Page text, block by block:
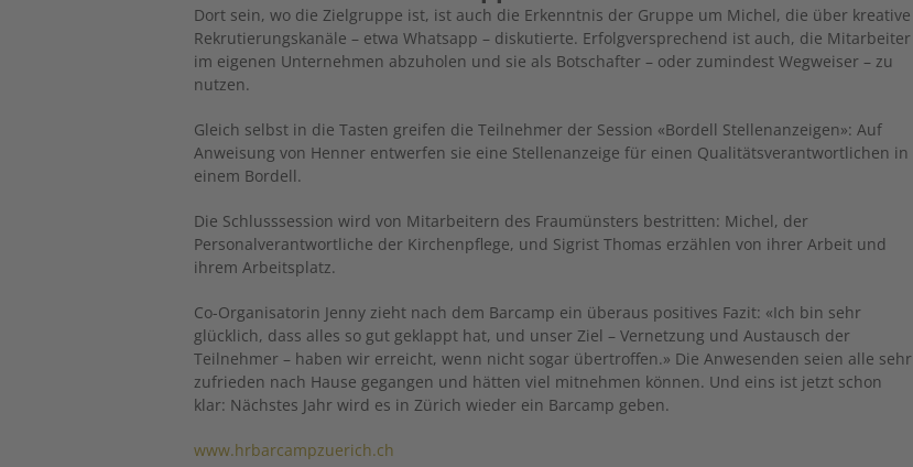
Dort sein, wo die Zielgruppe ist, ist auch die Erkenntnis der Gruppe um Michel, die über kreative
Rekrutierungskanäle – etwa Whatsapp – diskutierte. Erfolgversprechend ist auch, die Mitarbeiter
im eigenen Unternehmen abzuholen und sie als Botschafter – oder zumindest Wegweiser – zu
nutzen.
Gleich selbst in die Tasten greifen die Teilnehmer der Session «Bordell Stellenanzeigen»: Auf
Anweisung von Henner entwerfen sie eine Stellenanzeige für einen Qualitätsverantwortlichen in
einem Bordell.
Die Schlusssession wird von Mitarbeitern des Fraumünsters bestritten: Michel, der
Personalverantwortliche der Kirchenpflege, und Sigrist Thomas erzählen von ihrer Arbeit und
ihrem Arbeitsplatz.
Co-Organisatorin Jenny zieht nach dem Barcamp ein überaus positives Fazit: «Ich bin sehr
glücklich, dass alles so gut geklappt hat, und unser Ziel – Vernetzung und Austausch der
Teilnehmer – haben wir erreicht, wenn nicht sogar übertroffen.» Die Anwesenden seien alle sehr
zufrieden nach Hause gegangen und hätten viel mitnehmen können. Und eins ist jetzt schon
klar: Nächstes Jahr wird es in Zürich wieder ein Barcamp geben.
www.hrbarcampzuerich.ch